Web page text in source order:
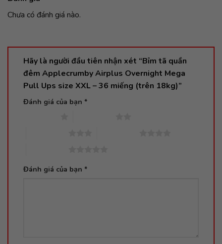
Chưa có đánh giá nào.
Hãy là người đầu tiên nhận xét “Bỉm tã quần
đêm Applecrumby Airplus Overnight Mega
Pull Ups size XXL – 36 miếng (trên 18kg)”
Đánh giá của bạn *
Đánh giá của bạn *